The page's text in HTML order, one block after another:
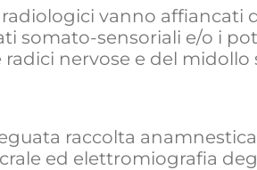
vanno affiancati
somato-sensoriali e/o i
nervose e del midollo
raccolta
ed elettromiografia